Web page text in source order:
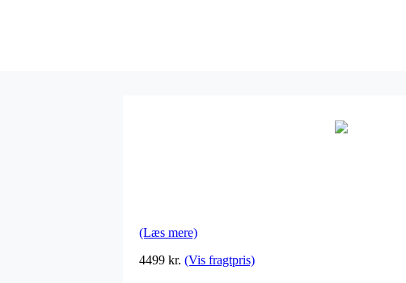
(Læs mere)
4499 kr. (Vis fragtpris)